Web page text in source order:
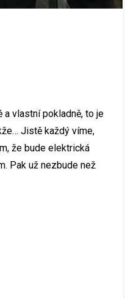
a vlastní pokladně, to je
Jistě každý víme,
že bude elektrická
Pak už nezbude než